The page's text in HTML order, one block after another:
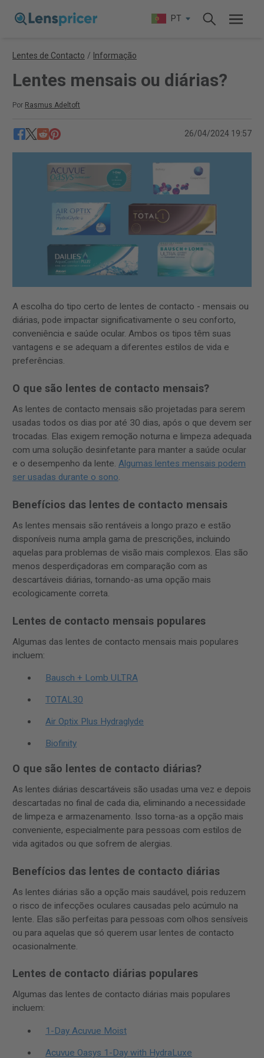
PT
Lentes de Contacto / Informação
Lentes mensais ou diárias?
Por Rasmus Adeltoft
26/04/2024 19:57
A escolha do tipo certo de lentes de contacto - mensais ou
diárias, pode impactar significativamente o seu conforto,
conveniência e saúde ocular. Ambos os tipos têm suas
vantagens e se adequam a diferentes estilos de vida e
preferências.
O que são lentes de contacto mensais?
As lentes de contacto mensais são projetadas para serem
usadas todos os dias por até 30 dias, após o que devem ser
trocadas. Elas exigem remoção noturna e limpeza adequada
com uma solução desinfetante para manter a saúde ocular
e o desempenho da lente. Algumas lentes mensais podem
ser usadas durante o sono.
Benefícios das lentes de contacto mensais
As lentes mensais são rentáveis ​​a longo prazo e estão
disponíveis numa ampla gama de prescrições, incluindo
aquelas para problemas de visão mais complexos. Elas são
menos desperdiçadoras em comparação com as
descartáveis ​​diárias, tornando-as uma opção mais
ecologicamente correta.
Lentes de contacto mensais populares
Algumas das lentes de contacto mensais mais populares
incluem:
Bausch + Lomb ULTRA
TOTAL30
Air Optix Plus Hydraglyde
Biofinity
O que são lentes de contacto diárias?
As lentes diárias descartáveis são usadas uma vez e depois
descartadas no final de cada dia, eliminando a necessidade
de limpeza e armazenamento. Isso torna-as a opção mais
conveniente, especialmente para pessoas com estilos de
vida agitados ou que sofrem de alergias.
Benefícios das lentes de contacto diárias
As lentes diárias são a opção mais saudável, pois reduzem
o risco de infecções oculares causadas pelo acúmulo na
lente. Elas são perfeitas para pessoas com olhos sensíveis
ou para aquelas que só querem usar lentes de contacto
ocasionalmente.
Lentes de contacto diárias populares
Algumas das lentes de contacto diárias mais populares
incluem:
1-Day Acuvue Moist
Acuvue Oasys 1-Day with HydraLuxe